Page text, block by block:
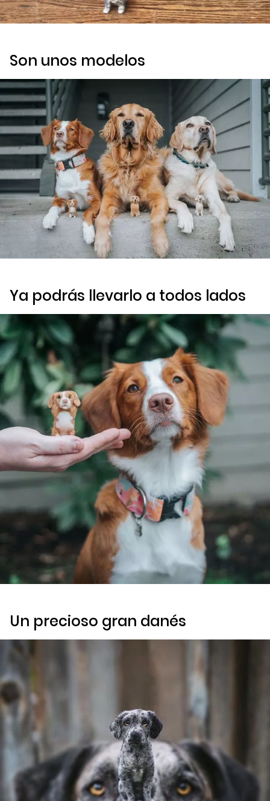
Son unos modelos
Ya podrás llevarlo a todos lados
Un precioso gran danés